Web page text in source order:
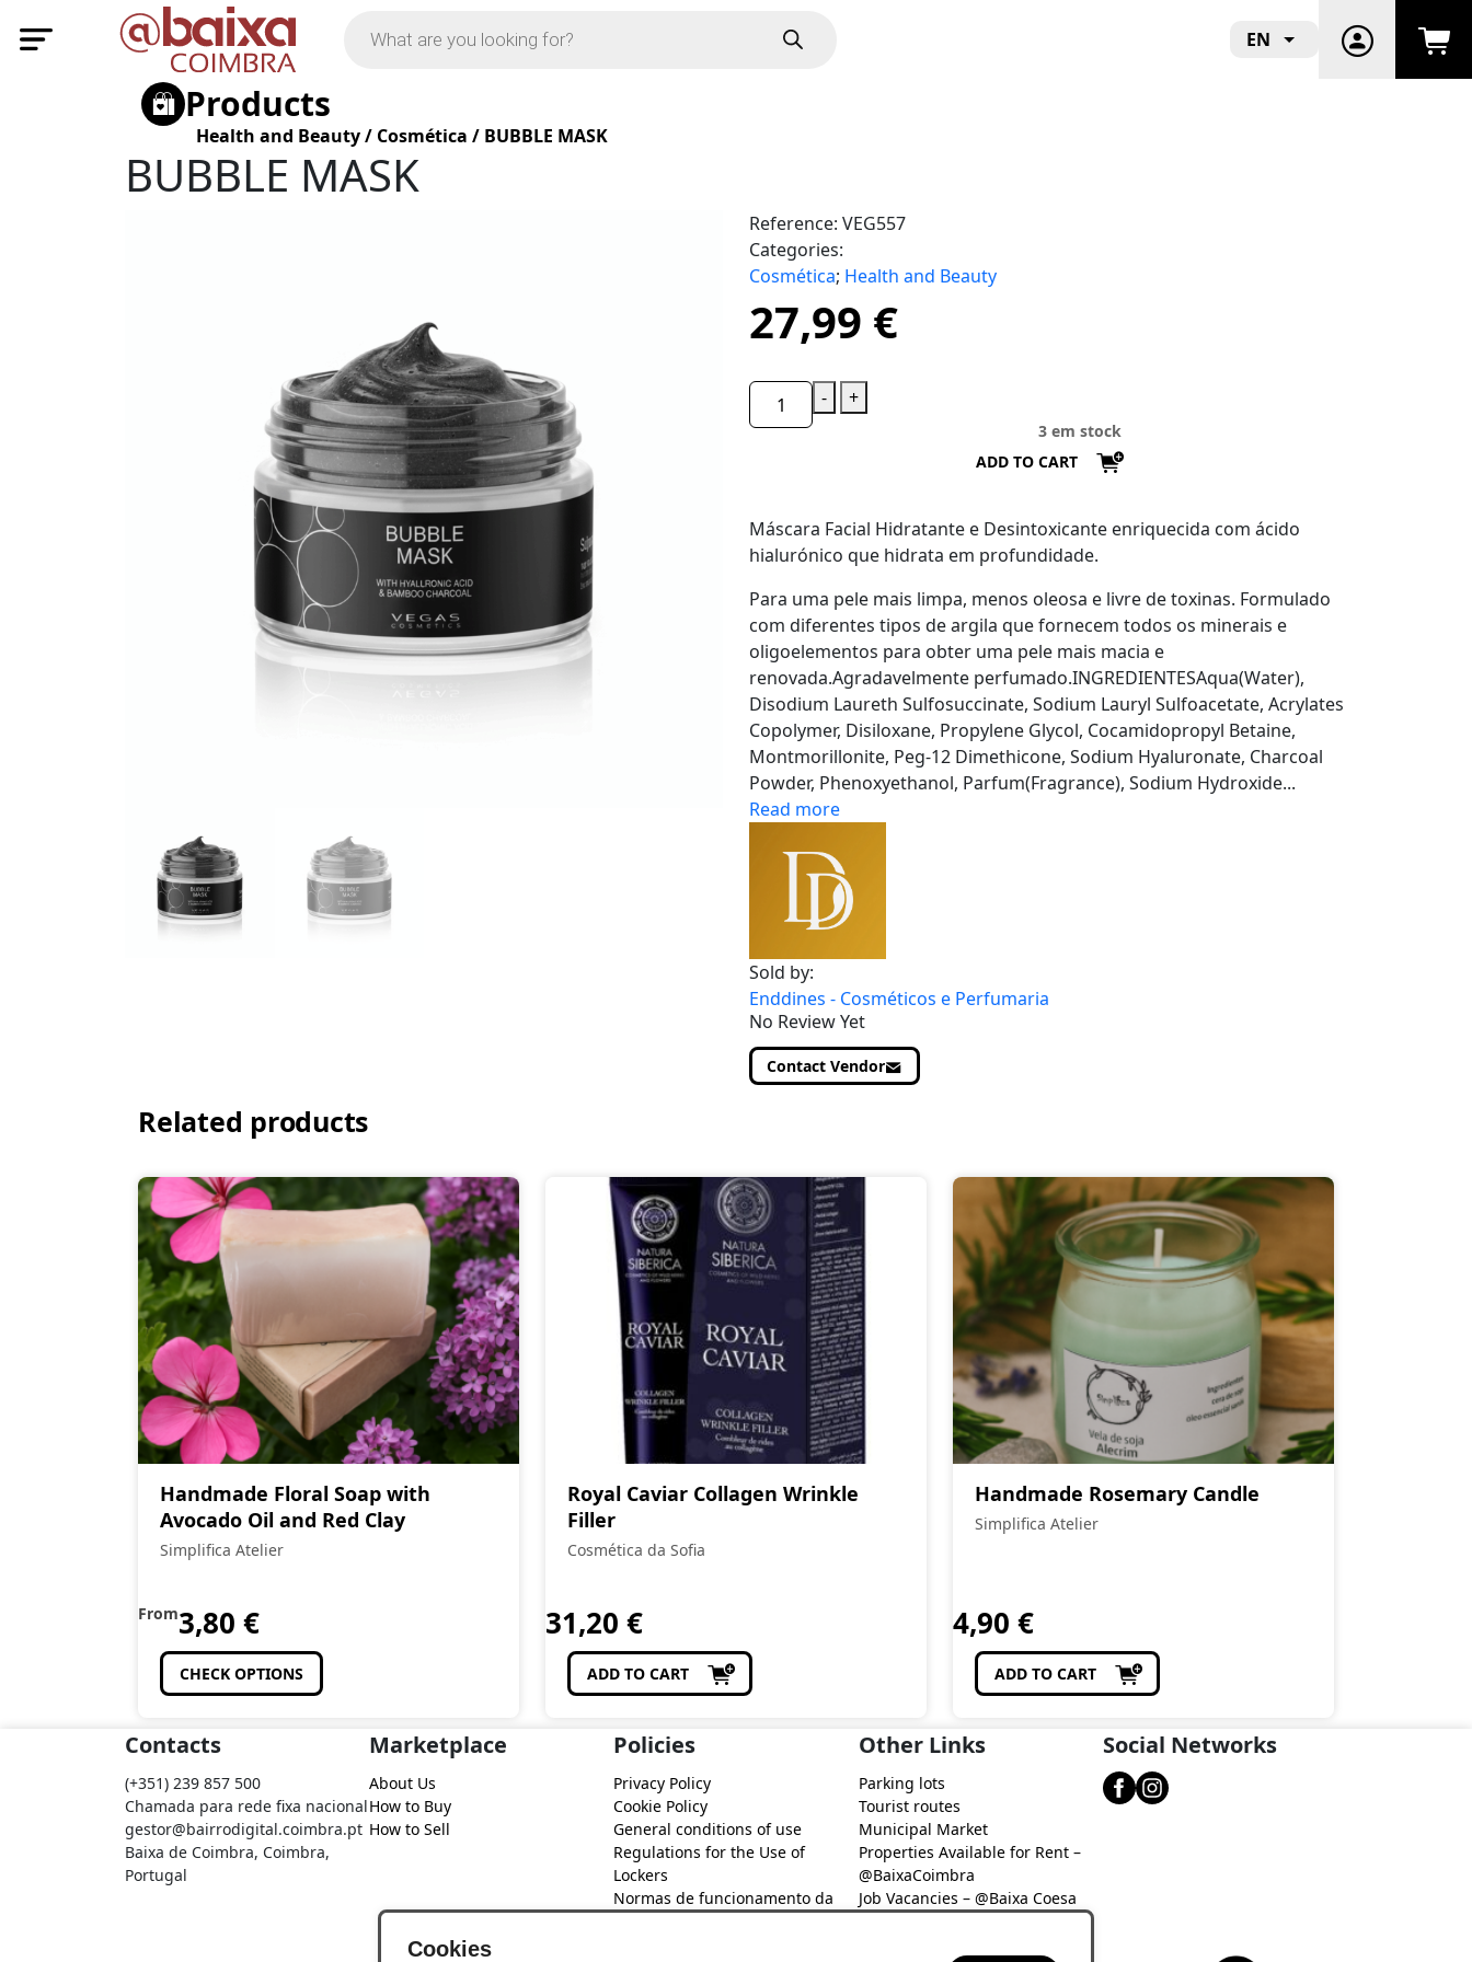
EN
Products
Health and Beauty/ Cosmética / BUBBLE MASK
BUBBLE MASK
Reference: VEG557
Categories:
Cosmética; Health and Beauty
27,99 €
- +
3 em stock
ADD TO CART
Máscara Facial Hidratante e Desintoxicante enriquecida com ácido
hialurónico que hidrata em profundidade.
Para uma pele mais limpa, menos oleosa e livre de toxinas. Formulado
com diferentes tipos de argila que fornecem todos os minerais e
oligoelementos para obter uma pele mais macia e
renovada.Agradavelmente perfumado.INGREDIENTESAqua(Water),
Disodium Laureth Sulfosuccinate, Sodium Lauryl Sulfoacetate, Acrylates
Copolymer, Disiloxane, Propylene Glycol, Cocamidopropyl Betaine,
Montmorillonite, Peg-12 Dimethicone, Sodium Hyaluronate, Charcoal
Powder, Phenoxyethanol, Parfum(Fragrance), Sodium Hydroxide...
Read more
Sold by:
Enddines - Cosméticos e Perfumaria
No Review Yet
Contact Vendor
Related products
Handmade Floral Soap with
Avocado Oil and Red Clay
Simplifica Atelier
From3,80 €
CHECK OPTIONS
Royal Caviar Collagen Wrinkle
Filler
Cosmética da Sofia
31,20 €
ADD TO CART
Handmade Rosemary Candle
Simplifica Atelier
4,90 €
ADD TO CART
Contacts
(+351) 239 857 500
Chamada para rede fixa nacional
gestor@bairrodigital.coimbra.pt
Baixa de Coimbra, Coimbra,
Portugal
Marketplace
About Us
How to Buy
How to Sell
Policies
Privacy Policy
Cookie Policy
General conditions of use
Regulations for the Use of
Lockers
Normas de funcionamento da
Other Links
Parking lots
Tourist routes
Municipal Market
Properties Available for Rent –
@BaixaCoimbra
Job Vacancies – @Baixa Coesa
Social Networks
Cookies